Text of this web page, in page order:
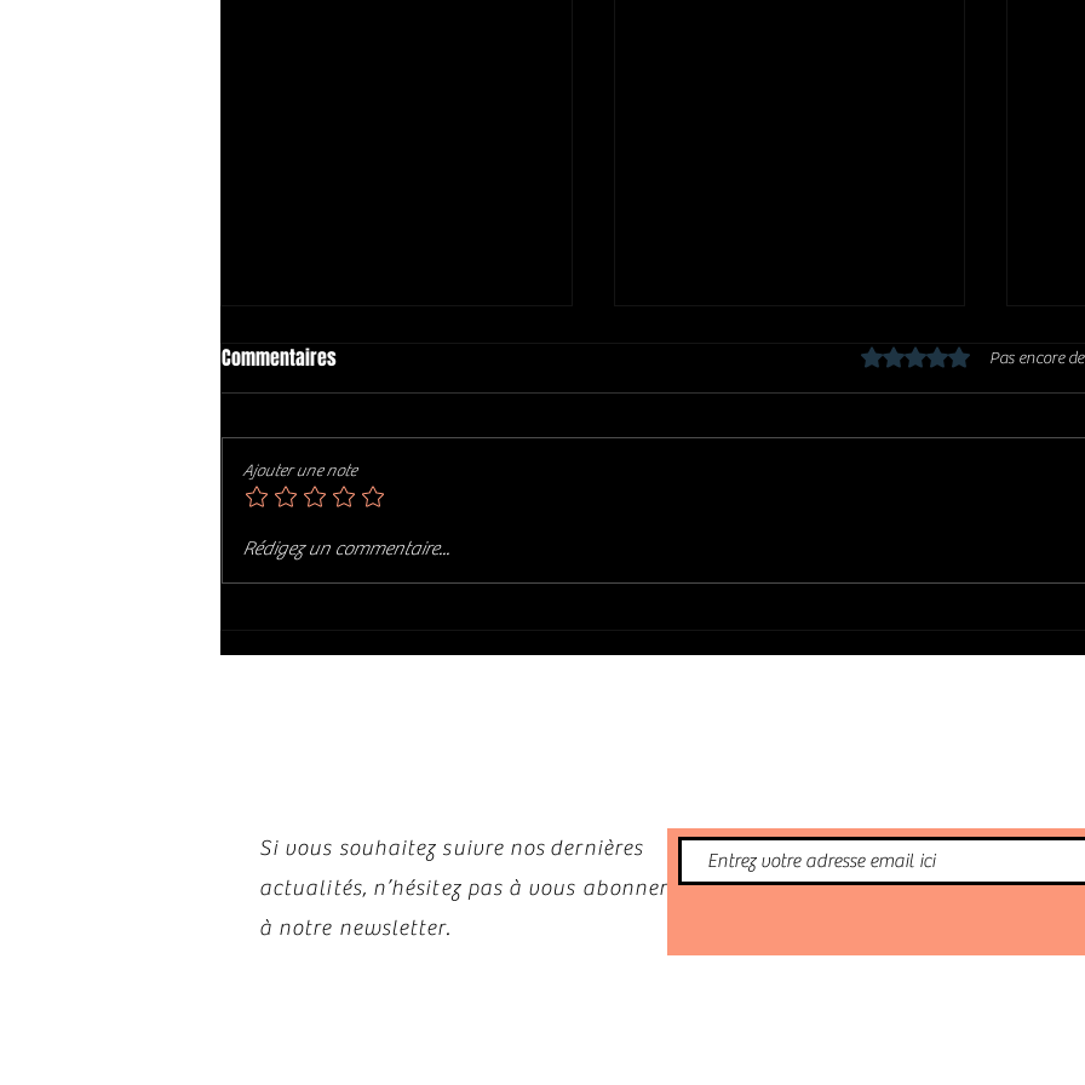
BRUCE MARSHALL GROUP : Kalispell
(2003)
tellement talentueux !
Commentaires Noté 0 étoile sur 5.Pas encore
Ajouter une note
Rédigez un commentaire...
Si vous souhaitez suivre nos dernières
actualités, n’hésitez pas à vous abonner
à notre newsletter.